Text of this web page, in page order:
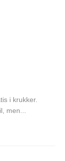
i krukker.
men...